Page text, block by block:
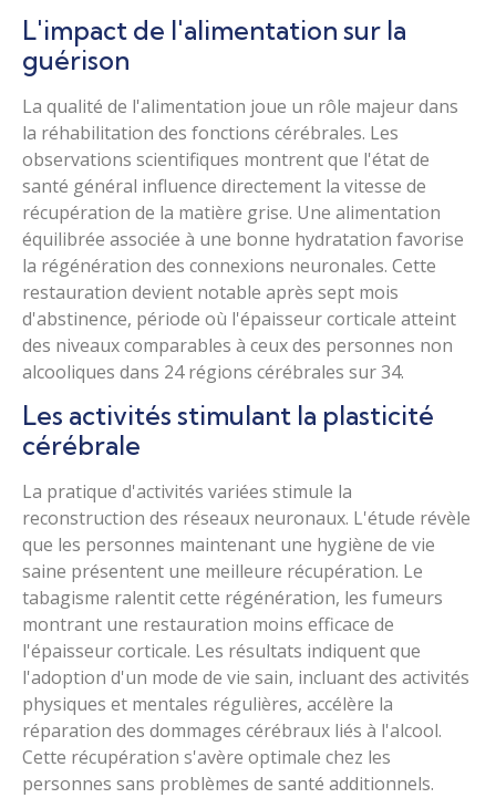
L'impact de l'alimentation sur la
guérison
La qualité de l'alimentation joue un rôle majeur dans
la réhabilitation des fonctions cérébrales. Les
observations scientifiques montrent que l'état de
santé général influence directement la vitesse de
récupération de la matière grise. Une alimentation
équilibrée associée à une bonne hydratation favorise
la régénération des connexions neuronales. Cette
restauration devient notable après sept mois
d'abstinence, période où l'épaisseur corticale atteint
des niveaux comparables à ceux des personnes non
alcooliques dans 24 régions cérébrales sur 34.
Les activités stimulant la plasticité
cérébrale
La pratique d'activités variées stimule la
reconstruction des réseaux neuronaux. L'étude révèle
que les personnes maintenant une hygiène de vie
saine présentent une meilleure récupération. Le
tabagisme ralentit cette régénération, les fumeurs
montrant une restauration moins efficace de
l'épaisseur corticale. Les résultats indiquent que
l'adoption d'un mode de vie sain, incluant des activités
physiques et mentales régulières, accélère la
réparation des dommages cérébraux liés à l'alcool.
Cette récupération s'avère optimale chez les
personnes sans problèmes de santé additionnels.